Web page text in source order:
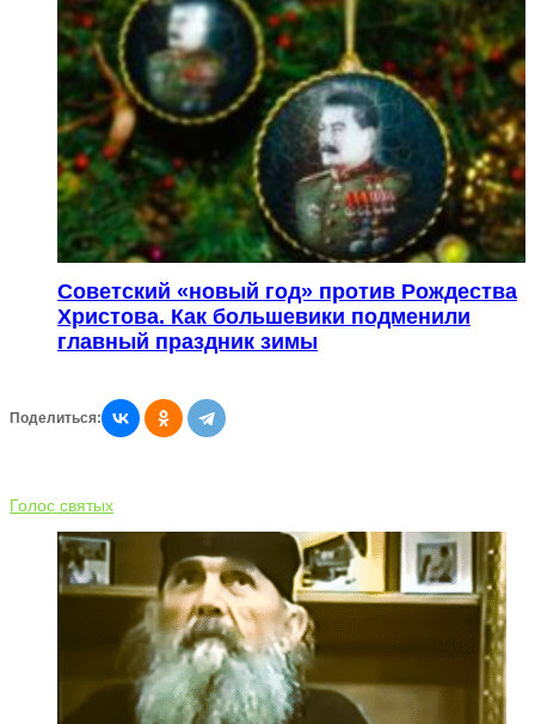
Советский «новый год» против Рождества
Христова. Как большевики подменили
главный праздник зимы
Поделиться:
Голос святых